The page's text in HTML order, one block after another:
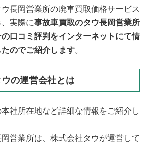
長岡営業所の廃車買取価格サービス
実際に事故車買取のタウ長岡営業所
口コミ評判をインターネットにて情
のでご紹介します。
の運営会社とは
社所在地など詳細な情報をご紹介し
営業所は、株式会社タウが運営して